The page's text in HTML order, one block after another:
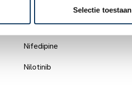
Selectie toestaan
Nicotine
Nifedipine
Nilotinib